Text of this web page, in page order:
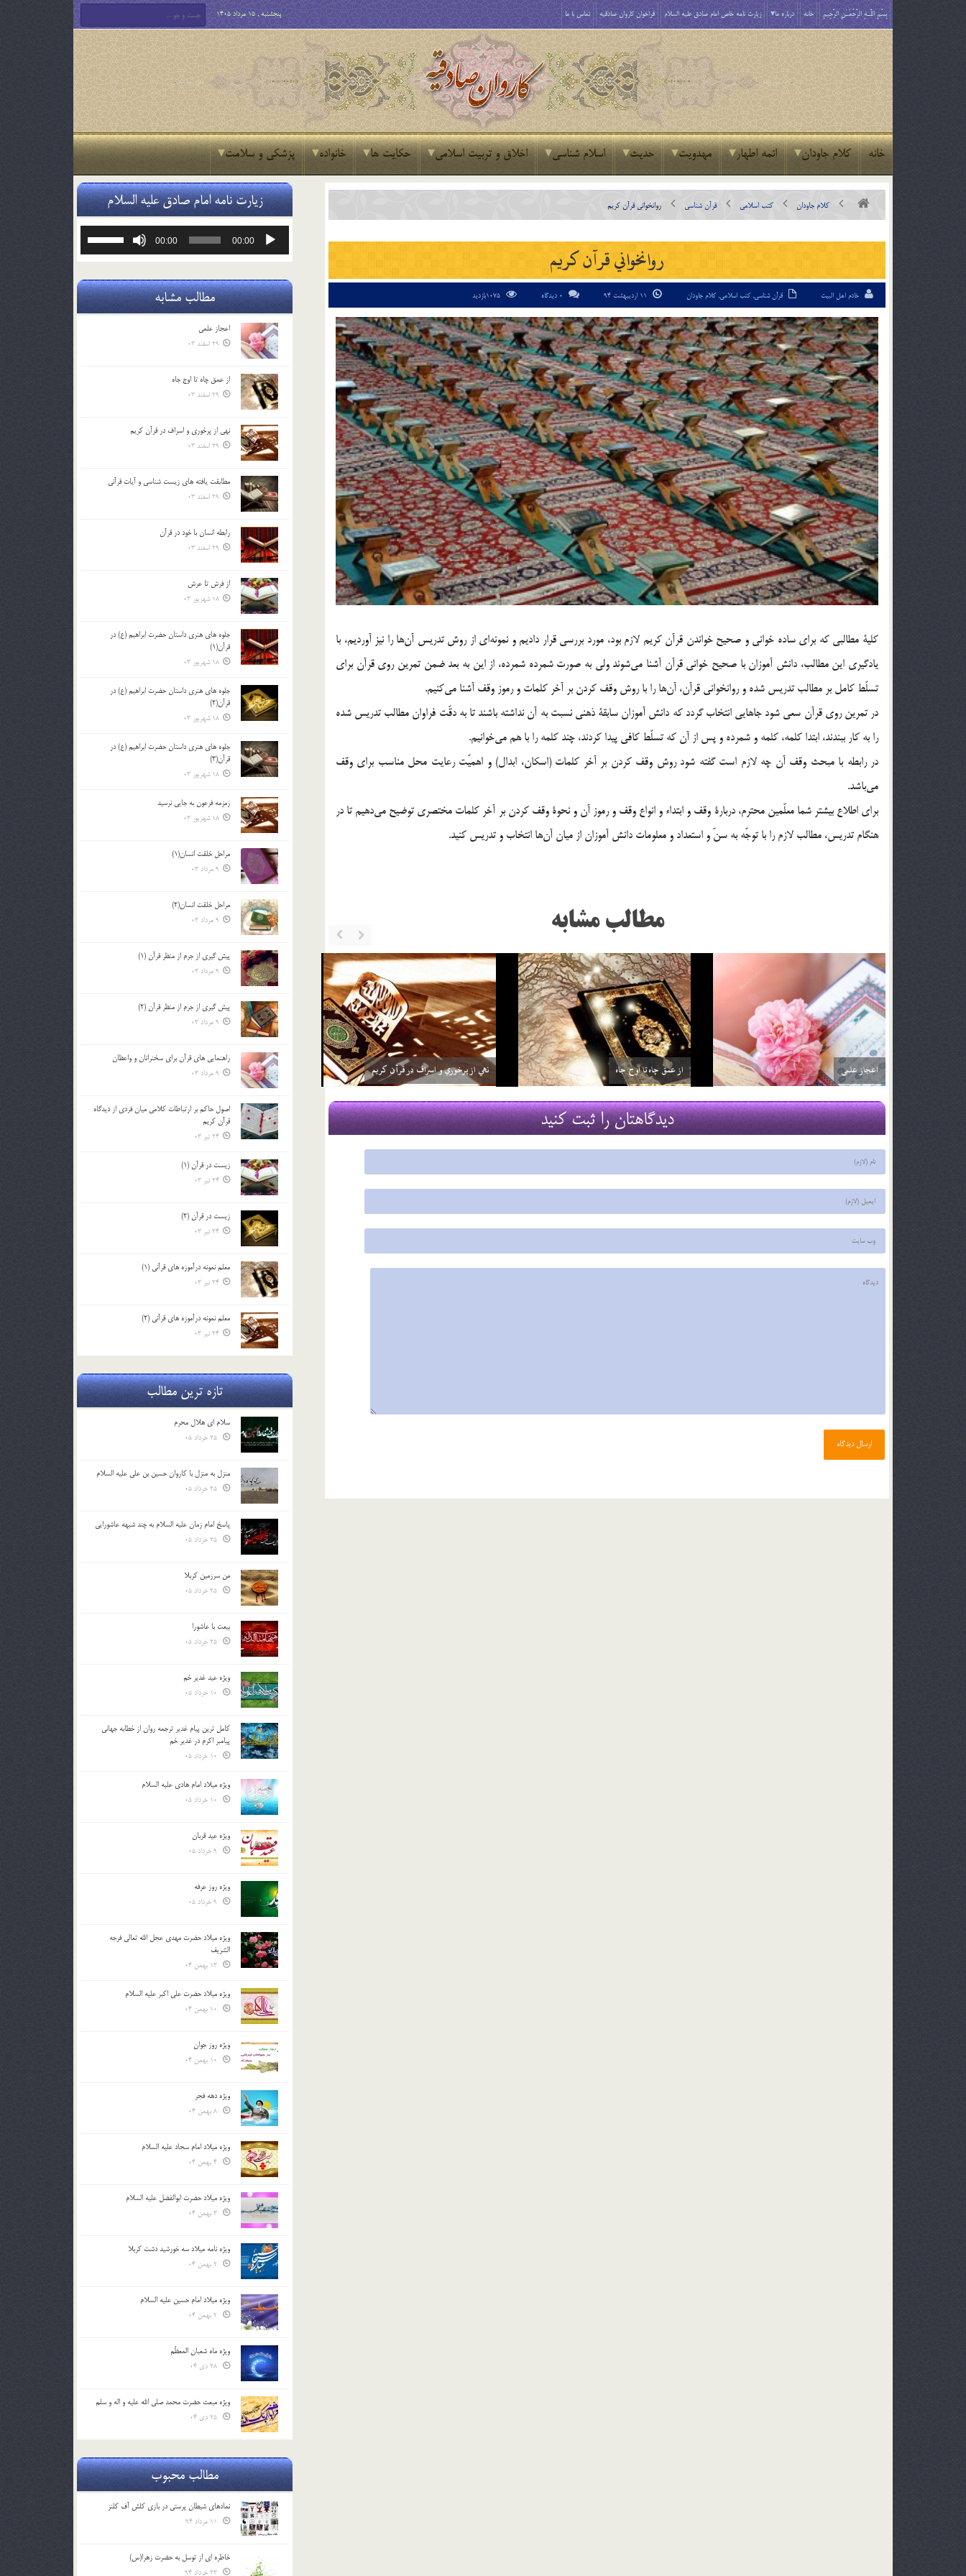
بِسْمِ اللَّـهِ الرَّحْمَـٰنِ الرَّحِيمِ خانه درباره ما زیارت نامه خاص امام صادق علیه السلام فراخوان کاروان صادقیه تماس با ما پنجشنبه , 15 مرداد 1405
خانه کلام جاودان ائمه اطهار مهدویت حدیث اسلام شناسی اخلاق و تربیت اسلامی حکایت ها خانواده پزشکی و سلامت
کلام جاودان کتب اسلامی قرآن شناسی روانخواني قرآن كريم
روانخواني قرآن كريم
خادم اهل البیت قرآن شناسی,کتب اسلامی,کلام جاودان 0 دیدگاه
كلية مطالبي كه براي ساده خواني و صحيح خواندن قرآن كريم لازم بود، مورد بررسي قرار داديم و نمونه‌اي از روش تدريس آن‌ها را نيز آورديم، با
يادگيري اين مطالب، دانش آموزان با صحيح خواني قرآن آشنا مي‌شوند ولي به صورت شمرده شمرده، از اين به بعد ضمن تمرين روي قرآن براي
تسلّط كامل بر مطالب تدريس شده و روانخواني قرآن، آن‌ها را با روش وقف كردن بر آخر كلمات و رموز وقف آشنا مي‌كنيم.
در تمرين روي قرآن سعي شود جاهايي انتخاب گردد كه دانش آموزان سابقة ذهني نسبت به آن نداشته باشند تا به دقّت فراوان مطالب تدريس شده
را به كار ببندند، ابتدا كلمه، كلمه و شمرده و پس از آن كه تسلّط كافي پيدا كردند، چند كلمه را با هم مي‌خوانيم.
در رابطه با مبحث وقف آن چه لازم است گفته شود روش وقف كردن بر آخر كلمات (اسكان، ابدال) و اهميّت رعايت محل مناسب براي وقف
مي‌باشد.
براي اطلاع بيشتر شما معلّمين محترم، دربارة وقف و ابتداء و انواع وقف و رموز آن و نحوة وقف كردن بر آخر كلمات مختصري توضيح مي‌دهيم تا در
هنگام تدريس، مطالب لازم را با توجّه به سنّ و استعداد و معلومات دانش آموزان از ميان آن‌ها انتخاب و تدريس كنيد.
مطالب مشابه
مطابقت یافته های زیست شناسی و آیات قرآنی
29 اسفند 03
رابطه انسان با خود در قرآن
29 اسفند 03
از فرش تا عرش
18 شهریور 03
دیدگاهتان را ثبت کنید
زیارت نامه امام صادق علیه السلام
پخش‌کننده
00:00
00:00
یا
صدا
کلیدهای
مطالب مشابه
اعجاز علمی
29 اسفند 03
از عمق چاه تا اوج جاه
29 اسفند 03
نهي از پرخوري و اسراف در قرآن کريم
29 اسفند 03
مطابقت یافته های زیست شناسی و آیات قرآنی
29 اسفند 03
رابطه انسان با خود در قرآن
29 اسفند 03
از فرش تا عرش
18 شهریور 03
جلوه هاي هنري داستان حضرت ابراهيم (ع) در
قرآن(1)
18 شهریور 03
جلوه هاي هنري داستان حضرت ابراهيم (ع) در
قرآن(2)
18 شهریور 03
جلوه هاي هنري داستان حضرت ابراهيم (ع) در
قرآن(3)
18 شهریور 03
زمزمه فرعون به جايي نرسيد
18 شهریور 03
مراحل خلقت انسان(1)
9 مرداد 03
مراحل خلقت انسان(2)
9 مرداد 03
پيش گيري از جرم از منظر قرآن (1)
9 مرداد 03
پيش گيري از جرم از منظر قرآن (2)
9 مرداد 03
راهنمایی های قرآن برای سخنرانان و واعظان
9 مرداد 03
اصول حاكم بر ارتباطات كلامى ميان فردى از ديدگاه
قرآن كريم
24 تیر 03
زیست در قرآن (1)
24 تیر 03
زیست در قرآن (2)
24 تیر 03
معلم نمونه درآموزه هاي قرآني (1)
24 تیر 03
معلم نمونه درآموزه هاي قرآني (2)
24 تیر 03
تازه ترین مطالب
سلام ای هلال محرم
منزل به منزل با کاروان حسین بن علی علیه السلام
پاسخ امام زمان علیه السلام به چند شبهه عاشورایی
من سرزمین کربلا
بیعت با عاشورا
ویژه عید غدیر خم
کامل ترین پیام غدیر ترجمه روان از خطابه جهانی
پیامبر اکرم در غدیر خم
ویژه میلاد امام هادی علیه السلام
ویژه عید قربان
ویژه روز عرفه
ویژه میلاد حضرت مهدی عجل الله تعالی فرجه
الشريف
ویژه میلاد حضرت علی اکبر علیه السلام
ویژه روز جوان
ویژه دهه فجر
ویژه میلاد امام سجاد علیه السلام
ویژه میلاد حضرت ابوالفضل علیه السلام
ویژه نامه میلاد سه خورشید دشت کربلا
ویژه میلاد امام حسین علیه السلام
ویژه ماه شعبان المعظّم
ویژه مبعث حضرت محمد صلی الله علیه و اله و سلم
مطالب محبوب
نمادهای شیطان پرستی در بازی کلش آف کلنز
خاطره ای از توسل به حضرت زهرا(س)